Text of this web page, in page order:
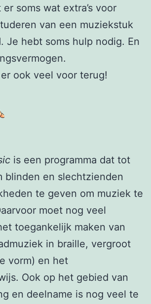
soms wat extra’s voor
van een muziekstuk
Je hebt soms hulp nodig. En
ook veel voor terug!
is een programma dat tot
blinden en slechtzienden
te geven om muziek te
moet nog veel
toegankelijk maken van
in braille, vergroot
vorm) en het
Ook op het gebied van
en deelname is nog veel te